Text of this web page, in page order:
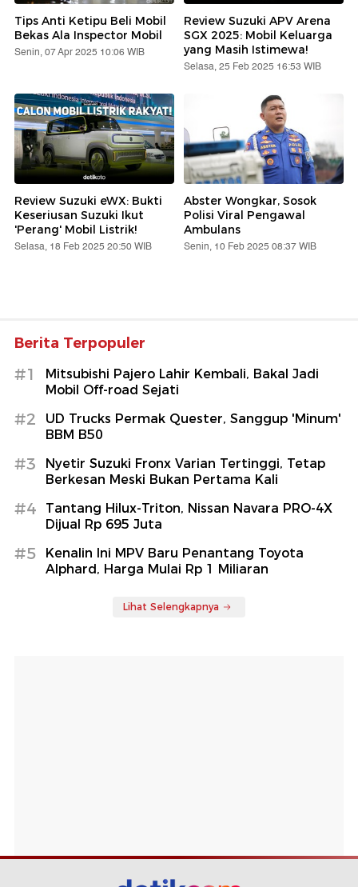
Tips Anti Ketipu Beli Mobil
Bekas Ala Inspector Mobil
Senin, 07 Apr 2025 10:06 WIB
Review Suzuki APV Arena
SGX 2025: Mobil Keluarga
yang Masih Istimewa!
Selasa, 25 Feb 2025 16:53 WIB
Review Suzuki eWX: Bukti
Keseriusan Suzuki Ikut
'Perang' Mobil Listrik!
Selasa, 18 Feb 2025 20:50 WIB
Abster Wongkar, Sosok
Polisi Viral Pengawal
Ambulans
Senin, 10 Feb 2025 08:37 WIB
Berita Terpopuler
#1
Mitsubishi Pajero Lahir Kembali, Bakal Jadi
Mobil Off-road Sejati
#2
UD Trucks Permak Quester, Sanggup 'Minum'
BBM B50
#3
Nyetir Suzuki Fronx Varian Tertinggi, Tetap
Berkesan Meski Bukan Pertama Kali
#4
Tantang Hilux-Triton, Nissan Navara PRO-4X
Dijual Rp 695 Juta
#5
Kenalin Ini MPV Baru Penantang Toyota
Alphard, Harga Mulai Rp 1 Miliaran
Lihat Selengkapnya